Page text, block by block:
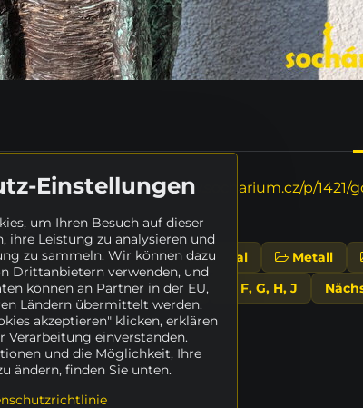
Sprache:www.socharium.cz/p/1421/
Skulpturen Material Metall
ANGEBOT Künstler F, G, H, J
Einstellungen
um Ihren Besuch auf dieser
ihre Leistung zu analysieren und
zu sammeln. Wir können dazu
Drittanbietern verwenden, und
können an Partner in der EU,
Ländern übermittelt werden.
akzeptieren" klicken, erklären
Verarbeitung einverstanden.
und die Möglichkeit, Ihre
ändern, finden Sie unten.